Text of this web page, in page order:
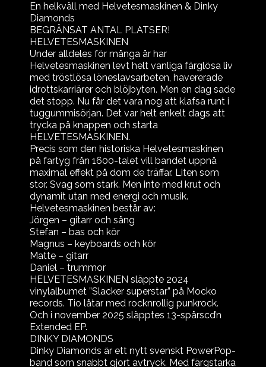
En helkväll med Helvetesmaskinen & Dinky
Diamonds
BEGRÄNSAT ANTAL PLATSER!
HELVETESMASKINEN
Under alldeles för många år har
Helvetesmaskinen levt helt vanliga färglösa liv
med tröstlösa löneslavsarbeten, havererade
idrottskarriärer och blöjbyten. Men en dag sade
det stopp. Nu får det vara nog att klafsa runt i
tuggummisörjan. Det var helt enkelt dags att
trycka på knappen och starta
HELVETESMASKINEN.
Precis som den historiska Helvetesmaskinen
på fartyg från 1600-talet vill bandet uppnå
maximal effekt på dom de träffar. Liten som
stor. Svag som stark. Men inte med krut och
dynamit utan med energi och musik.
Helvetesmaskinen består av:
Jörgen – gitarr och sång
Stefan – bas och kör
Magnus – keyboards och kör
Matte – gitarr
Daniel – trummor
HELVETESMASKINEN släppte 2024
vinylalbumet ”Slacker superstar” på Mocko
records. Tio låtar med rocknrollig punkrock.
Och i november 2025 släpptes 13-spårscd’n
Extended EP.
DINKY DIAMONDS
Dinky Diamonds är ett nytt svenskt PowerPop-
band som snabbt gjort avtryck. Med färgstarka